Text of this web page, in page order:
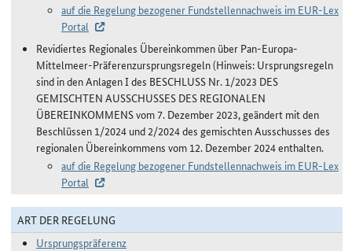
auf die Regelung bezogener Fundstellennachweis im EUR-Lex
Portal
Revidiertes Regionales Übereinkommen über Pan-Europa-
Mittelmeer-Präferenzursprungsregeln (Hinweis: Ursprungsregeln
sind in den Anlagen I des BESCHLUSS Nr. 1/2023 DES
GEMISCHTEN AUSSCHUSSES DES REGIONALEN
ÜBEREINKOMMENS vom 7. Dezember 2023, geändert mit den
Beschlüssen 1/2024 und 2/2024 des gemischten Ausschusses des
regionalen Übereinkommens vom 12. Dezember 2024 enthalten.
auf die Regelung bezogener Fundstellennachweis im EUR-Lex
Portal
ART DER REGELUNG
Ursprungspräferenz